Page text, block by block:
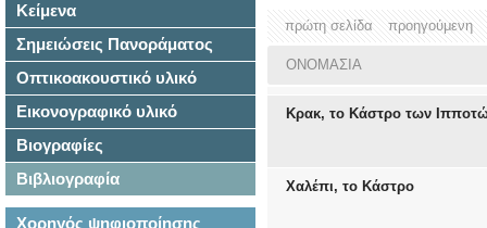
Κείμενα
Σημειώσεις Πανοράματος
Οπτικοακουστικό υλικό
Εικονογραφικό υλικό
Βιογραφίες
Βιβλιογραφία
Χορηγός ψηφιοποίησης
πρώτη σελίδα προηγούμενη
ΟΝΟΜΑΣΙΑ
Κρακ, το Κάστρο των
Χαλέπι, το Κάστρο